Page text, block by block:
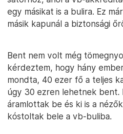
egy másikat is a bulira. Ez
másik kapunál a biztonsági
Bent nem volt még
kérdeztem, hogy hány
mondta, 40 ezer fő a teljes
úgy 30 ezren lehetnek bent.
áramlottak be és ki is a
kóstoltak bele a vb-buliba.